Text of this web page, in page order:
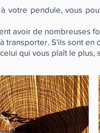
votre pendule, vous
avoir de nombreuses
transporter. S'ils sont
celui qui vous plaît le plus,